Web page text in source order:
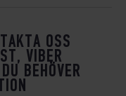
OSS
VIBER
BEHÖVER